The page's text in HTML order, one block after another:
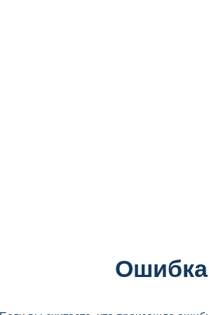
Ошибка